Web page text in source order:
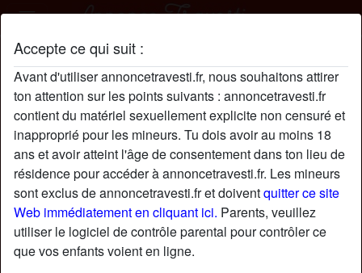
Accepte ce qui suit :
Avant d'utiliser annoncetravesti.fr, nous souhaitons attirer
ton attention sur les points suivants : annoncetravesti.fr
contient du matériel sexuellement explicite non censuré et
inapproprié pour les mineurs. Tu dois avoir au moins 18
ans et avoir atteint l'âge de consentement dans ton lieu de
résidence pour accéder à annoncetravesti.fr. Les mineurs
sont exclus de annoncetravesti.fr et doiventquitter ce site
Web immédiatement en cliquant ici. Parents, veuillez
utiliser le logiciel de contrôle parental pour contrôler ce
que vos enfants voient en ligne.
VictoriaDelaunay profil